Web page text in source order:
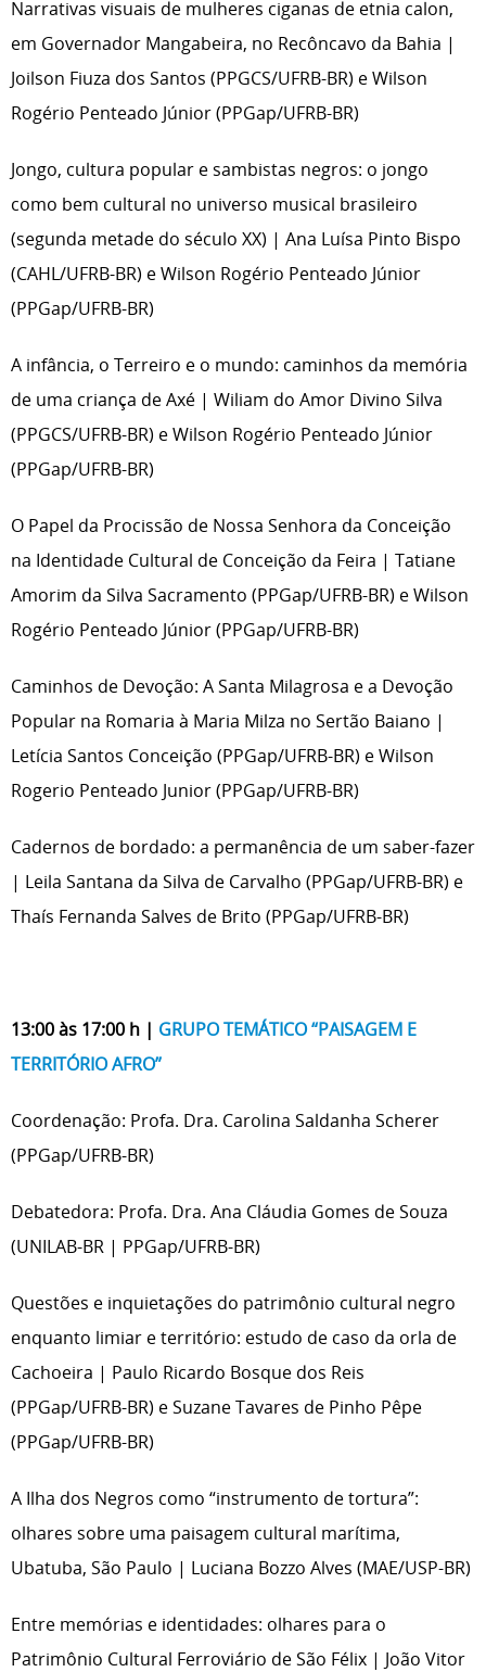
Narrativas visuais de mulheres ciganas de etnia calon,
em Governador Mangabeira, no Recôncavo da Bahia |
Joilson Fiuza dos Santos (PPGCS/UFRB-BR) e Wilson
Rogério Penteado Júnior (PPGap/UFRB-BR)
Jongo, cultura popular e sambistas negros: o jongo
como bem cultural no universo musical brasileiro
(segunda metade do século XX) | Ana Luísa Pinto Bispo
(CAHL/UFRB-BR) e Wilson Rogério Penteado Júnior
(PPGap/UFRB-BR)
A infância, o Terreiro e o mundo: caminhos da memória
de uma criança de Axé | Wiliam do Amor Divino Silva
(PPGCS/UFRB-BR) e Wilson Rogério Penteado Júnior
(PPGap/UFRB-BR)
O Papel da Procissão de Nossa Senhora da Conceição
na Identidade Cultural de Conceição da Feira | Tatiane
Amorim da Silva Sacramento (PPGap/UFRB-BR) e Wilson
Rogério Penteado Júnior (PPGap/UFRB-BR)
Caminhos de Devoção: A Santa Milagrosa e a Devoção
Popular na Romaria à Maria Milza no Sertão Baiano |
Letícia Santos Conceição (PPGap/UFRB-BR) e Wilson
Rogerio Penteado Junior (PPGap/UFRB-BR)
Cadernos de bordado: a permanência de um saber-fazer
| Leila Santana da Silva de Carvalho (PPGap/UFRB-BR) e
Thaís Fernanda Salves de Brito (PPGap/UFRB-BR)
13:00 às 17:00 h | GRUPO TEMÁTICO “PAISAGEM E
TERRITÓRIO AFRO”
Coordenação: Profa. Dra. Carolina Saldanha Scherer
(PPGap/UFRB-BR)
Debatedora: Profa. Dra. Ana Cláudia Gomes de Souza
(UNILAB-BR | PPGap/UFRB-BR)
Questões e inquietações do patrimônio cultural negro
enquanto limiar e território: estudo de caso da orla de
Cachoeira | Paulo Ricardo Bosque dos Reis
(PPGap/UFRB-BR) e Suzane Tavares de Pinho Pêpe
(PPGap/UFRB-BR)
A Ilha dos Negros como “instrumento de tortura”:
olhares sobre uma paisagem cultural marítima,
Ubatuba, São Paulo | Luciana Bozzo Alves (MAE/USP-BR)
Entre memórias e identidades: olhares para o
Patrimônio Cultural Ferroviário de São Félix | João Vitor